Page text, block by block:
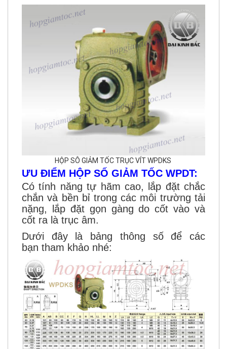
HỘP SÔ GIẢM TỐC TRỤC VÍT WPDKS
ƯU ĐIỂM HỘP SỐ GIẢM TỐC WPDT:
Có tính năng tự hãm cao, lắp đặt chắc
chắn và bền bỉ trong các môi trường tải
nặng, lắp đặt gọn gàng do cốt vào và
cốt ra là trục âm.
Dưới đây là bảng thông số để các
bạn tham khảo nhé: